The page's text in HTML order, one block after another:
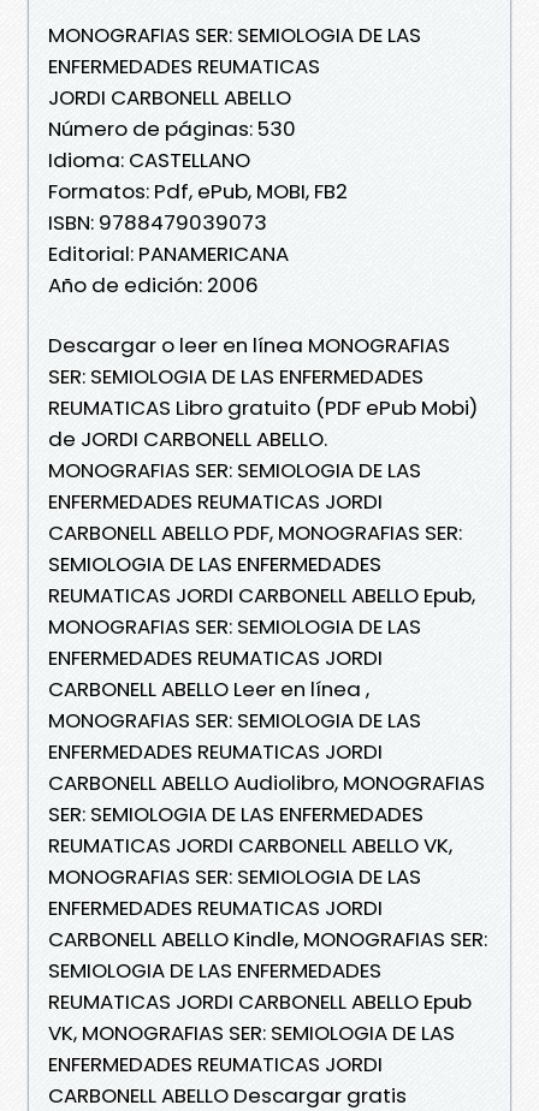
MONOGRAFIAS SER: SEMIOLOGIA DE LAS
ENFERMEDADES REUMATICAS
JORDI CARBONELL ABELLO
Número de páginas: 530
Idioma: CASTELLANO
Formatos: Pdf, ePub, MOBI, FB2
ISBN: 9788479039073
Editorial: PANAMERICANA
Año de edición: 2006
Descargar o leer en línea MONOGRAFIAS
SER: SEMIOLOGIA DE LAS ENFERMEDADES
REUMATICAS Libro gratuito (PDF ePub Mobi)
de JORDI CARBONELL ABELLO.
MONOGRAFIAS SER: SEMIOLOGIA DE LAS
ENFERMEDADES REUMATICAS JORDI
CARBONELL ABELLO PDF, MONOGRAFIAS SER:
SEMIOLOGIA DE LAS ENFERMEDADES
REUMATICAS JORDI CARBONELL ABELLO Epub,
MONOGRAFIAS SER: SEMIOLOGIA DE LAS
ENFERMEDADES REUMATICAS JORDI
CARBONELL ABELLO Leer en línea ,
MONOGRAFIAS SER: SEMIOLOGIA DE LAS
ENFERMEDADES REUMATICAS JORDI
CARBONELL ABELLO Audiolibro, MONOGRAFIAS
SER: SEMIOLOGIA DE LAS ENFERMEDADES
REUMATICAS JORDI CARBONELL ABELLO VK,
MONOGRAFIAS SER: SEMIOLOGIA DE LAS
ENFERMEDADES REUMATICAS JORDI
CARBONELL ABELLO Kindle, MONOGRAFIAS SER:
SEMIOLOGIA DE LAS ENFERMEDADES
REUMATICAS JORDI CARBONELL ABELLO Epub
VK, MONOGRAFIAS SER: SEMIOLOGIA DE LAS
ENFERMEDADES REUMATICAS JORDI
CARBONELL ABELLO Descargar gratis